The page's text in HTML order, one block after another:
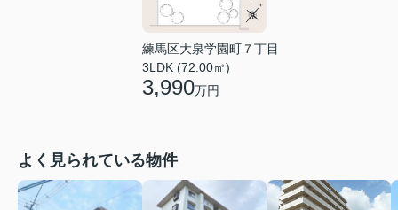
練馬区大泉学園町７丁目
3LDK (72.00㎡)
3,990万円
よく見られている物件